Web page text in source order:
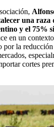
una raza
y el 75%
en un
por la
cortes